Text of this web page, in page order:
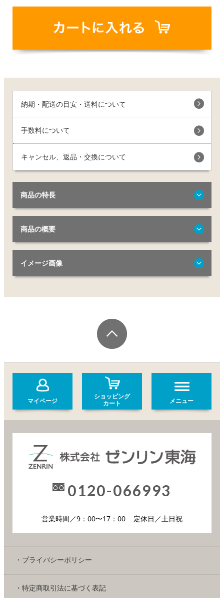
納期・配送の目安・送料について
手数料について
キャンセル、返品・交換について
商品の特長
商品の概要
イメージ画像
マイページ
ショッピング
カート
メニュー
0120-066993
営業時間／9：00〜17：00 定休日／土日祝
・プライバシーポリシー
・特定商取引法に基づく表記